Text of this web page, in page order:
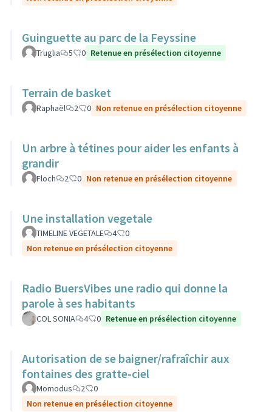
Guinguette au parc de la Feyssine
Truglia 5 0 Retenue en présélection citoyenne
Terrain de basket
Raphaël 2 0 Non retenue en présélection citoyenne
Un arbre à tétines pour aider les enfants à
grandir
Floch 2 0 Non retenue en présélection citoyenne
Une installation vegetale
TIMELINE VEGETALE 4
0
Non retenue en présélection citoyenne
Radio BuersVibes une radio qui donne la
parole à ses habitants
COL SONIA 4 0 Retenue en présélection citoyenne
Autorisation de se baigner/rafraîchir aux
fontaines des gratte-ciel
Momodus 2
0
Non retenue en présélection citoyenne